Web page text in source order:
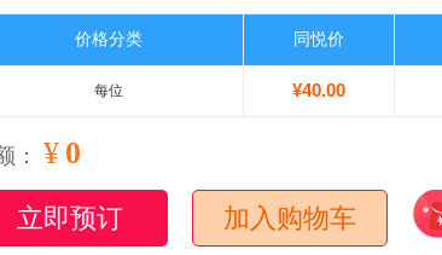
价格分类 同悦价
每位 ¥40.00
： ¥ 0
立即预订 加入购物车